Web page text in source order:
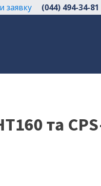
заявку (044) 494-34-81
та